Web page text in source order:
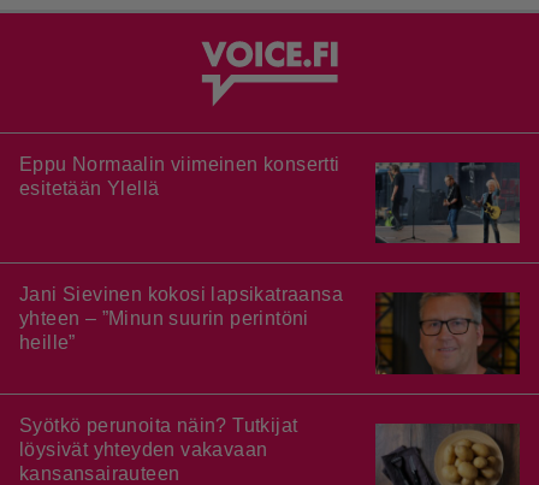
Eppu Normaalin viimeinen konsertti
esitetään Ylellä
Jani Sievinen kokosi lapsikatraansa
yhteen – ”Minun suurin perintöni
heille”
Syötkö perunoita näin? Tutkijat
löysivät yhteyden vakavaan
kansansairauteen